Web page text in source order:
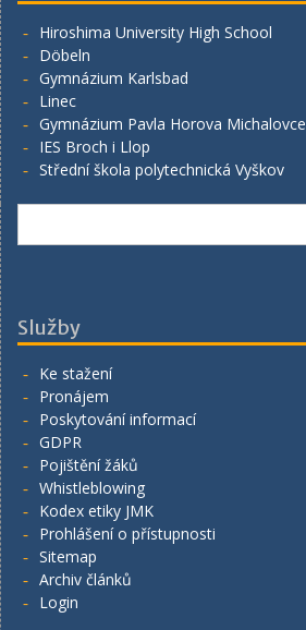
Hiroshima University High School
Döbeln
Gymnázium Karlsbad
Linec
Gymnázium Pavla Horova Michalovce
IES Broch i Llop
Střední škola polytechnická Vyškov
Služby
Ke stažení
Pronájem
Poskytování informací
GDPR
Pojištění žáků
Whistleblowing
Kodex etiky JMK
Prohlášení o přístupnosti
Sitemap
Archiv článků
Login